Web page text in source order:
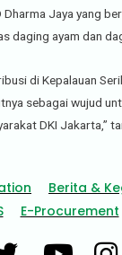
Dharma Jaya yang
daging ayam dan
di Kepalauan
sebagai wujud
DKI Jakarta,”
Berita &
E-Procurement